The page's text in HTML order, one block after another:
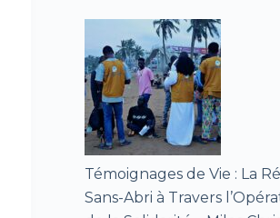
Témoignages de Vie : La
Sans-Abri à Travers